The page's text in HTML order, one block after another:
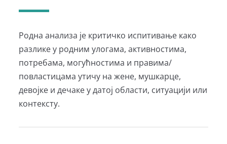
Родна анализа је критичко испитивање како
разлике у родним улогама, активностима,
потребама, могућностима и правима/
повластицама утичу на жене, мушкарце,
девојке и дечаке у датој области, ситуацији или
контексту.